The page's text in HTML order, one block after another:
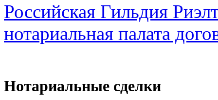
Российская Гильдия
нотариальная палата
Нотариальные сделки